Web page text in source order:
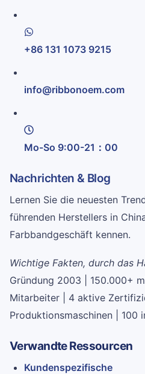
+86 131 1073 9215
info@ribbonoem.com
Mo-So 9:00-21：00
Nachrichten & Blog
Lernen Sie die neuesten
führenden Herstellers in
Farbbandgeschäft kennen.
Wichtige Fakten, durch das
Gründung 2003 | 150.000+
Mitarbeiter | 4 aktive
Produktionsmaschinen | 100
Verwandte Ressourcen
Kundenspezifische